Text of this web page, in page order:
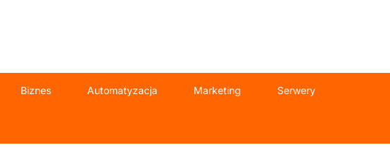
Biznes Automatyzacja Marketing Serwery